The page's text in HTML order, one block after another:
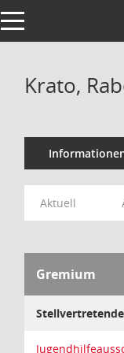
Toggle navigation
Krato,
Aktuell
Gremium